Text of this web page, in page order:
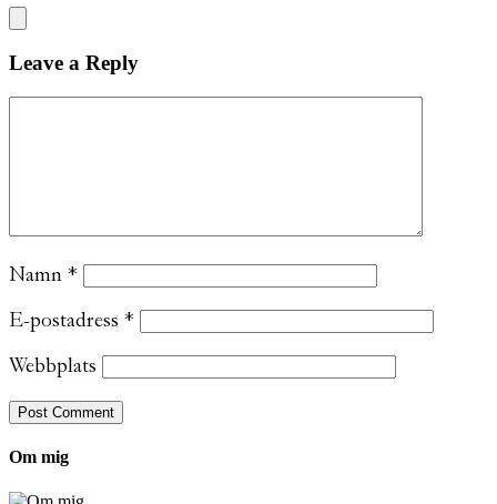
Leave a Reply
Namn *
E-postadress *
Webbplats
Om mig